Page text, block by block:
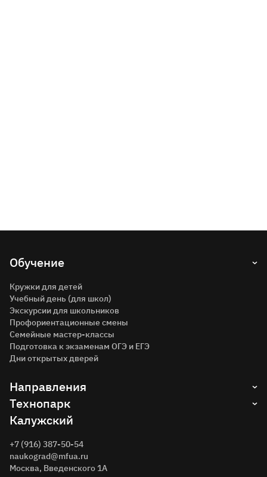
Обучение
Кружки для детей
Учебный день (для школ)
Экскурсии для школьников
Профориентационные смены
Семейные мастер-классы
Подготовка к экзаменам ОГЭ и ЕГЭ
Дни открытых дверей
Направления
Инженерия
Программирование
Архитектура
Мультипликация
Гончарное дело
Робототехника
Технопарк
О технопарке
Контакты
Образовательные курсы
Расширенные возможности
Калужский
+7 (916) 387-50-54
naukograd@mfua.ru
Москва, Введенского 1A